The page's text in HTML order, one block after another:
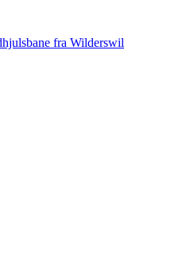
fra Wilderswil